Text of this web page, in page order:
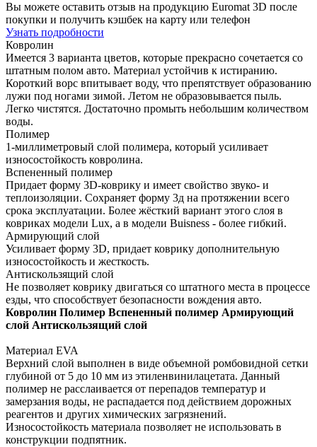
Вы можете оставить отзыв на продукцию Euromat 3D после
покупки и получить кэшбек на карту или телефон
Узнать подробности
Ковролин
Имеется 3 варианта цветов, которые прекрасно сочетается со
штатным полом авто. Материал устойчив к истиранию.
Короткий ворс впитывает воду, что препятствует образованию
лужи под ногами зимой. Летом не образовывается пыль.
Легко чистятся. Достаточно промыть небольшим количеством
воды.
Полимер
1-миллиметровый слой полимера, который усиливает
износостойкость ковролина.
Вспененный полимер
Придает форму 3D-коврику и имеет свойство звуко- и
теплоизоляции. Сохраняет форму 3д на протяжении всего
срока эксплуатации. Более жёсткий вариант этого слоя в
ковриках модели Lux, а в модели Buisness - более гибкий.
Армирующий слой
Усиливает форму 3D, придает коврику дополнительную
износостойкость и жесткость.
Антискользящий слой
Не позволяет коврику двигаться со штатного места в процессе
езды, что способствует безопасности вождения авто.
Ковролин Полимер Вспененный полимер Армирующий
слой Антискользящий слой
Материал EVA
Верхний слой выполнен в виде объемной ромбовидной сетки
глубиной от 5 до 10 мм из этиленвинилацетата. Данный
полимер не расслаивается от перепадов температур и
замерзания воды, не распадается под действием дорожных
реагентов и других химических загрязнений.
Износостойкость материала позволяет не использовать в
конструкции подпятник.